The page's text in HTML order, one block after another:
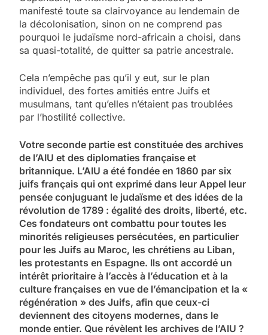
manifesté toute sa clairvoyance au lendemain de
la décolonisation, sinon on ne comprend pas
pourquoi le judaïsme nord-africain a choisi, dans
sa quasi-totalité, de quitter sa patrie ancestrale.
Cela n’empêche pas qu’il y eut, sur le plan
individuel, des fortes amitiés entre Juifs et
musulmans, tant qu’elles n’étaient pas troublées
par l’hostilité collective.
Votre seconde partie est constituée des archives
de l’AIU et des diplomaties française et
britannique. L’AIU a été fondée en 1860 par six
juifs français qui ont exprimé dans leur Appel leur
pensée conjuguant le judaïsme et des idées de la
révolution de 1789 : égalité des droits, liberté, etc.
Ces fondateurs ont combattu pour toutes les
minorités religieuses persécutées, en particulier
pour les Juifs au Maroc, les chrétiens au Liban,
les protestants en Espagne. Ils ont accordé un
intérêt prioritaire à l’accès à l’éducation et à la
culture françaises en vue de l’émancipation et la «
régénération » des Juifs, afin que ceux-ci
deviennent des citoyens modernes, dans le
monde entier. Que révèlent les archives de l’AIU ?